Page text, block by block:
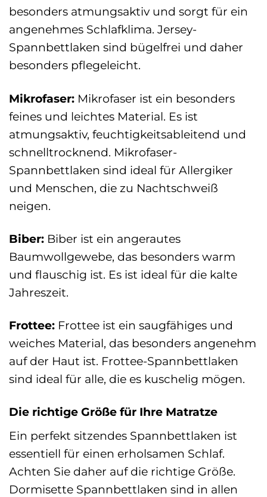
besonders atmungsaktiv und sorgt für ein
angenehmes Schlafklima. Jersey-
Spannbettlaken sind bügelfrei und daher
besonders pflegeleicht.
Mikrofaser: Mikrofaser ist ein besonders
feines und leichtes Material. Es ist
atmungsaktiv, feuchtigkeitsableitend und
schnelltrocknend. Mikrofaser-
Spannbettlaken sind ideal für Allergiker
und Menschen, die zu Nachtschweiß
neigen.
Biber: Biber ist ein angerautes
Baumwollgewebe, das besonders warm
und flauschig ist. Es ist ideal für die kalte
Jahreszeit.
Frottee: Frottee ist ein saugfähiges und
weiches Material, das besonders angenehm
auf der Haut ist. Frottee-Spannbettlaken
sind ideal für alle, die es kuschelig mögen.
Die richtige Größe für Ihre Matratze
Ein perfekt sitzendes Spannbettlaken ist
essentiell für einen erholsamen Schlaf.
Achten Sie daher auf die richtige Größe.
Dormisette Spannbettlaken sind in allen